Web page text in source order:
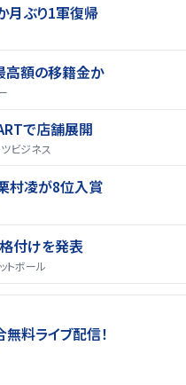
月ぶり1軍復帰
高額の移籍金か
で店舗展開
ビジネス
村凌が8位入賞
付けを発表
トボール
料ライブ配信！